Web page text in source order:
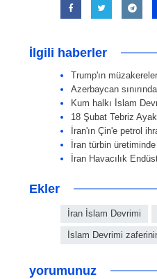
İlgili haberler
Trump'ın
Azerbaycan
Kum halkı İslam
18 Şubat Tebriz
İran'ın Çin'e petrol
İran türbin
İran Havacılık
Ekler
İran İslam Devrimi
İslam Devrimi
yorumunuz